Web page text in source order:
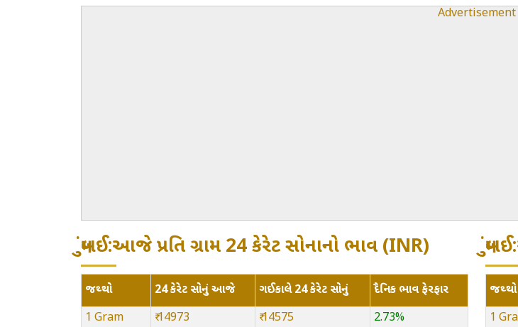
Advertisement
મુંબઈ:આજે પ્રતિ ગ્રામ 24 કેરેટ સોનાનો ભાવ (INR)
જથ્થો 24 કેરેટ સોનું આજે ગઈકાલે 24 કેરેટ સોનું
દૈનિક ભાવ ફેરફાર
1 Gram
₹ 14973 ₹ 14575
2.73%
જથ્થો
1